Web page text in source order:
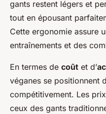
gants restent légers et
tout en épousant
Cette ergonomie assure
entraînements et des
En termes de coût et d’
véganes se positionnent
compétitivement. Les
ceux des gants